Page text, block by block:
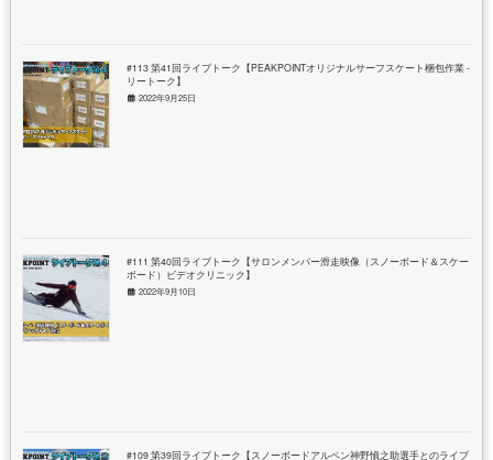
#113 第41回ライブトーク【PEAKPOINTオリジナルサーフスケート梱包作業 - フ
リートーク】
2022年9月25日
#111 第40回ライブトーク【サロンメンバー滑走映像（スノーボード＆スケート
ボード）ビデオクリニック】
2022年9月10日
#109 第39回ライブトーク【スノーボードアルペン神野愼之助選手とのライブト